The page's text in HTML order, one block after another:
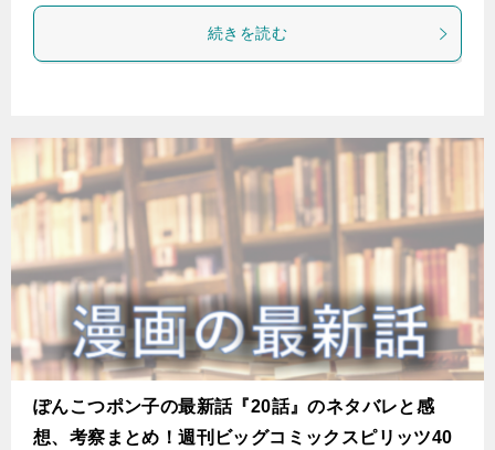
続きを読む
ぽんこつポン子の最新話『20話』のネタバレと感
想、考察まとめ！週刊ビッグコミックスピリッツ40